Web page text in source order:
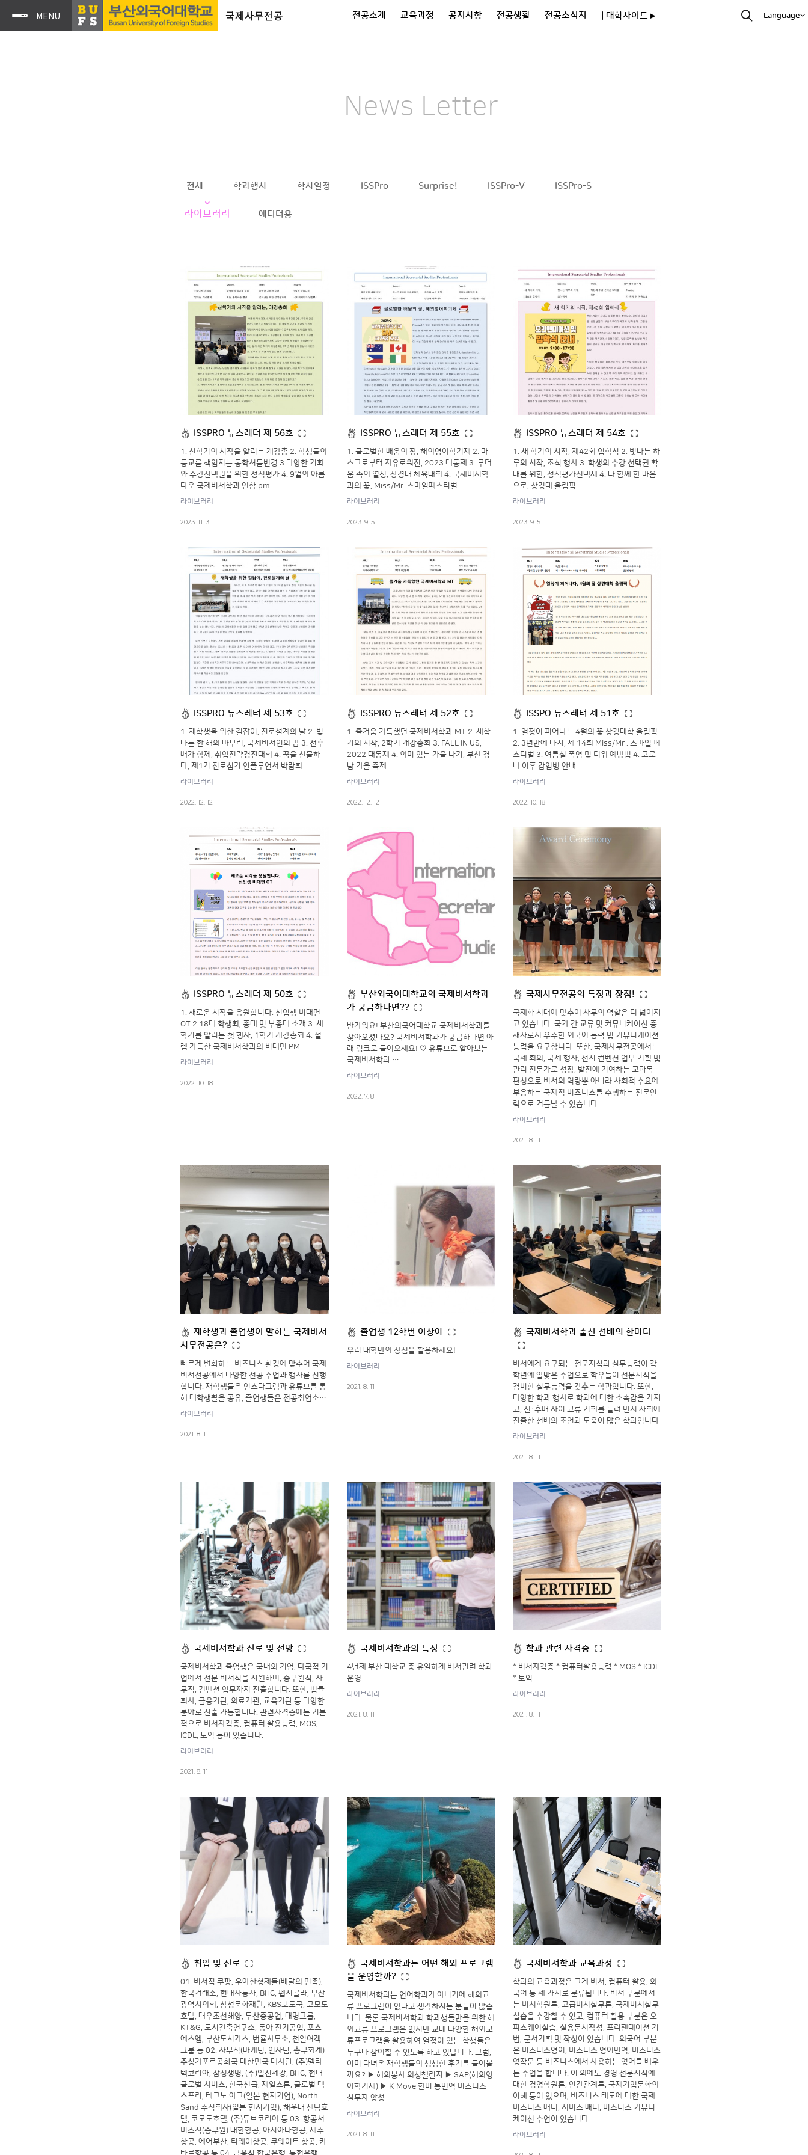
국제사무전공 전공소개 교육과정 공지사항 전공생활 전공소식지 | 대학사이트 ▸ Language
News Letter
전체 학과행사 학사일정 ISSPro Surprise! ISSPro-V ISSPro-S
라이브러리 에디터용
ISSPRO 뉴스레터 제 56호
1. 신학기의 시작을 알리는 개강총 2. 학생들의
등교를 책임지는 통학셔틀변경 3 다양한 기회
와 수강선택권을 위한 성적평가 4. 9월의 아름
다운 국제비서학과 연합 pm
라이브러리
2023. 11. 3
ISSPRO 뉴스레터 제 55호
1. 글로벌한 배움의 장, 해외영어학기제 2. 마
스크로부터 자유로워진, 2023 대동제 3. 무더
움 속의 열정, 상경대 체육대회 4. 국제비서학
과의 꽃, Miss/Mr. 스마일페스티벌
라이브러리
2023. 9. 5
ISSPRO 뉴스레터 제 54호
1. 새 학기의 시작, 제42회 입학식 2. 빛나는 하
루의 시작, 조식 행사 3. 학생의 수강 선택권 확
대를 위한, 성적평가선택제 4. 다 함께 한 마음
으로, 상경대 올림픽
라이브러리
2023. 9. 5
ISSPRO 뉴스레터 제 53호
1. 재학생을 위한 길잡이, 진로설계의 날 2. 빛
나는 한 해의 마무리, 국제비서인의 밤 3. 선후
배가 함께, 취업전략경진대회 4. 꿈을 선물하
다, 제1기 진로심기 인플루언서 박람회
라이브러리
2022. 12. 12
ISSPRO 뉴스레터 제 52호
1. 즐거움 가득했던 국제비서학과 MT 2. 새학
기의 시작, 2학기 개강총회 3. FALL IN US,
2022 대동제 4. 의미 있는 가을 나기, 부산 경
남 가을 축제
라이브러리
2022. 12. 12
ISSPO 뉴스레터 제 51호
1. 열정이 피어나는 4월의 꽃 상경대학 올림픽
2. 3년만에 다시, 제 14회 Miss/Mr . 스마일 페
스티벌 3. 여름철 폭염 및 더위 예방법 4. 코로
나 이후 감염병 안내
라이브러리
2022. 10. 18
ISSPRO 뉴스레터 제 50호
1. 새로운 시작을 응원합니다. 신입생 비대면
OT 2.18대 학생회, 총대 및 부총대 소개 3. 새
학기를 알리는 첫 행사, 1학기 개강총회 4. 설
렘 가득한 국제비서학과의 비대면 PM
라이브러리
2022. 10. 18
부산외국어대학교의 국제비서학과
가 궁금하다면??
반가워요! 부산외국어대학교 국제비서학과를
찾아오셨나요? 국제비서학과가 궁금하다면 아
래 링크로 들어오세요! ♡ 유튜브로 알아보는
국제비서학과 …
라이브러리
2022. 7. 8
국제사무전공의 특징과 장점!
국제화 시대에 맞추어 사무의 역할은 더 넓어지
고 있습니다. 국가 간 교류 및 커뮤니케이션 중
재자로서 우수한 외국어 능력 및 커뮤니케이션
능력을 요구합니다. 또한, 국제사무전공에서는
국제 회의, 국제 행사, 전시 컨벤션 업무 기획 및
관리 전문가로 성장, 발전에 기여하는 교과목
편성으로 비서의 역량뿐 아니라 사회적 수요에
부응하는 국제적 비즈니스를 수행하는 전문인
력으로 거듭날 수 있습니다.
라이브러리
2021. 8. 11
재학생과 졸업생이 말하는 국제비서
사무전공은?
빠르게 변화하는 비즈니스 환경에 맞추어 국제
비서전공에서 다양한 전공 수업과 행사를 진행
합니다. 재학생들은 인스타그램과 유튜브를 통
해 대학생활을 공유, 졸업생들은 전공취업소…
라이브러리
2021. 8. 11
졸업생 12학번 이상아
우리 대학만의 장점을 활용하세요!
라이브러리
2021. 8. 11
국제비서학과 출신 선배의 한마디
비서에게 요구되는 전문지식과 실무능력이 각
학년에 알맞은 수업으로 학우들이 전문지식을
겸비한 실무능력을 갖추는 학과입니다. 또한,
다양한 학과 행사로 학과에 대한 소속감을 가지
고, 선·후배 사이 교류 기회를 늘려 먼저 사회에
진출한 선배의 조언과 도움이 많은 학과입니다.
라이브러리
2021. 8. 11
국제비서학과 진로 및 전망
국제비서학과 졸업생은 국내외 기업, 다국적 기
업에서 전문 비서직을 지원하며, 승무원직, 사
무직, 컨벤션 업무까지 진출합니다. 또한, 법률
회사, 금융기관, 의료기관, 교육기관 등 다양한
분야로 진출 가능합니다. 관련자격증에는 기본
적으로 비서자격증, 컴퓨터 활용능력, MOS,
ICDL, 토익 등이 있습니다.
라이브러리
2021. 8. 11
국제비서학과의 특징
4년제 부산 대학교 중 유일하게 비서관련 학과
운영
라이브러리
2021. 8. 11
학과 관련 자격증
* 비서자격증 * 컴퓨터활용능력 * MOS * ICDL
* 토익
라이브러리
2021. 8. 11
취업 및 진로
01. 비서직 쿠팡, 우아한형제들(배달의 민족),
한국거래소, 현대자동차, BHC, 펩시콜라, 부산
광역시의회, 삼성문화재단, KBS보도국, 코모도
호텔, 대우조선해양, 두산중공업, 대명그룹,
KT&G, 도시건축연구소, 동아 전기공업, 포스
에스엠, 부산도시가스, 법률사무소, 천일여객
그룹 등 02. 사무직(마케팅, 인사팀, 총무회계)
주싱가포르공화국 대한민국 대사관, (주)델타
텍코리아, 삼성생명, (주)일진제강, BHC, 현대
글로벌 서비스, 한국선급, 제일스톤, 글로벌 텍
스프리, 테크노 아크(일본 현지기업), North
Sand 주식회사(일본 현지기업), 해운대 센텀호
텔, 코모도호텔, (주)듀브코리아 등 03. 항공서
비스직(승무원) 대한항공, 아시아나항공, 제주
항공, 에어부산, 티웨이항공, 쿠웨이트 항공, 카
타르항공 등 04. 금융직 한국은행, 농협은행,
국제비서학과는 어떤 해외 프로그램
을 운영할까?
국제비서학과는 언어학과가 아니기에 해외교
류 프로그램이 없다고 생각하시는 분들이 많습
니다. 물론 국제비서학과 학과생들만을 위한 해
외교류 프로그램은 없지만 교내 다양한 해외교
류프로그램을 활용하여 열정이 있는 학생들은
누구나 참여할 수 있도록 하고 있답니다. 그럼,
이미 다녀온 재학생들의 생생한 후기를 들어볼
까요? ▶ 해외봉사 외성챌린지 ▶ SAP(해외영
어학기제) ▶ K-Move 한미 통번역 비즈니스
실무자 양성
라이브러리
2021. 8. 11
국제비서학과 교육과정
학과의 교육과정은 크게 비서, 컴퓨터 활용, 외
국어 등 세 가지로 분류됩니다. 비서 부분에서
는 비서학원론, 고급비서실무론, 국제비서실무
실습을 수강할 수 있고, 컴퓨터 활용 부분은 오
피스웨어실습, 실용문서작성, 프리젠테이션 기
법, 문서기획 및 작성이 있습니다. 외국어 부분
은 비즈니스영어, 비즈니스 영어번역, 비즈니스
영작문 등 비즈니스에서 사용하는 영어를 배우
는 수업을 합니다. 이 외에도 경영 전문지식에
대한 경영학원론, 인간관계론, 국제기업문화의
이해 등이 있으며, 비즈니스 태도에 대한 국제
비즈니스 매너, 서비스 매너, 비즈니스 커뮤니
케이션 수업이 있습니다.
라이브러리